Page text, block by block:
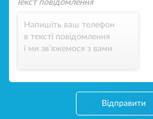
Напишіть ваш телефон
в тексті повідомлення
і ми зв’яжемося з вами
Відправити